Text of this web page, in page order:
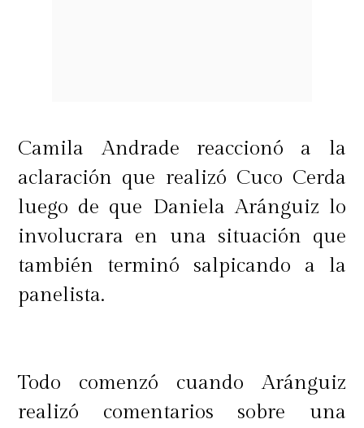
Camila Andrade reaccionó a la
aclaración que realizó Cuco Cerda
luego de que Daniela Aránguiz lo
involucrara en una situación que
también terminó salpicando a la
panelista.
Todo comenzó cuando Aránguiz
realizó comentarios sobre una